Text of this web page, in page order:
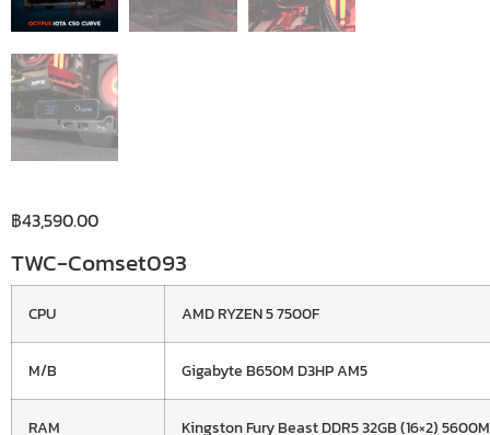
฿43,590.00
TWC-Comset093
CPU AMD RYZEN 5 7500F
M/B Gigabyte B650M D3HP AM5
RAM Kingston Fury Beast DDR5 32GB (16×2)